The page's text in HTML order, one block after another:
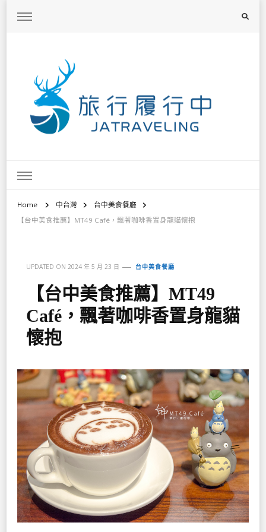
Home 中台灣
台中美食餐廳
【台中美食推薦】MT49 Café，飄著咖啡香置身龍貓懷抱
UPDATED ON 2024 年 5 月 23 日 台中美食餐廳
【台中美食推薦】MT49
Café，飄著咖啡香置身龍貓
懷抱